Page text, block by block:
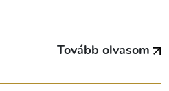
Tovább olvasom